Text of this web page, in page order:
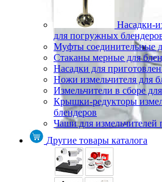
Насадки-
для погружных
Муфты соединительные
Стаканы мерные для
Насадки для
Ножи измельчителя для
Измельчители в сборе
Крышки-редукторы
блендеров
Чаши для измельчителей
Другие товары каталога